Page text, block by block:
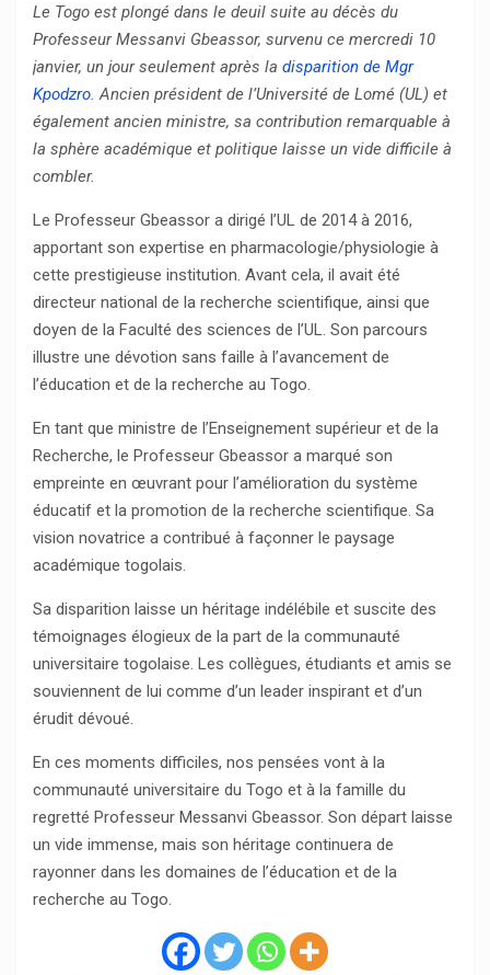
Le Togo est plongé dans le deuil suite au décès du
Professeur Messanvi Gbeassor, survenu ce mercredi 10
janvier, un jour seulement après la disparition de Mgr
Kpodzro. Ancien président de l’Université de Lomé (UL) et
également ancien ministre, sa contribution remarquable à
la sphère académique et politique laisse un vide difficile à
combler.
Le Professeur Gbeassor a dirigé l’UL de 2014 à 2016,
apportant son expertise en pharmacologie/physiologie à
cette prestigieuse institution. Avant cela, il avait été
directeur national de la recherche scientifique, ainsi que
doyen de la Faculté des sciences de l’UL. Son parcours
illustre une dévotion sans faille à l’avancement de
l’éducation et de la recherche au Togo.
En tant que ministre de l’Enseignement supérieur et de la
Recherche, le Professeur Gbeassor a marqué son
empreinte en œuvrant pour l’amélioration du système
éducatif et la promotion de la recherche scientifique. Sa
vision novatrice a contribué à façonner le paysage
académique togolais.
Sa disparition laisse un héritage indélébile et suscite des
témoignages élogieux de la part de la communauté
universitaire togolaise. Les collègues, étudiants et amis se
souviennent de lui comme d’un leader inspirant et d’un
érudit dévoué.
En ces moments difficiles, nos pensées vont à la
communauté universitaire du Togo et à la famille du
regretté Professeur Messanvi Gbeassor. Son départ laisse
un vide immense, mais son héritage continuera de
rayonner dans les domaines de l’éducation et de la
recherche au Togo.